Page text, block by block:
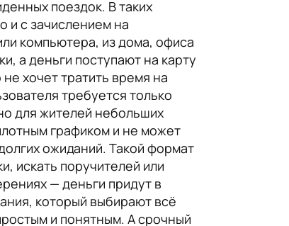
поездок. В таких
и с зачислением на
компьютера, из дома, офиса
а деньги поступают на карту
хочет тратить время на
требуется только
для жителей небольших
графиком и не может
ожиданий. Такой формат
искать поручителей или
— деньги придут в
который выбирают всё
и понятным. А срочный